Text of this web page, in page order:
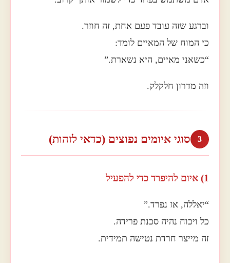
וברגע שזה עובד פעם אחת, זה חוזר.
כי המוח של המאיים לומד:
“כשאני מאיים, היא נשארת.”
וזה מדרון חלקלק.
3 סוגי איומים נפוצים (כדאי לזהות)
1) איום להיפרד כדי להפעיל
“יאללה, אז נפרד.”
כל ויכוח נהיה סכנת פרידה.
זה מייצר חרדת נטישה תמידית.